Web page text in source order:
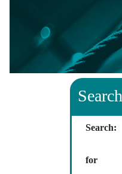
Search
Search:
for